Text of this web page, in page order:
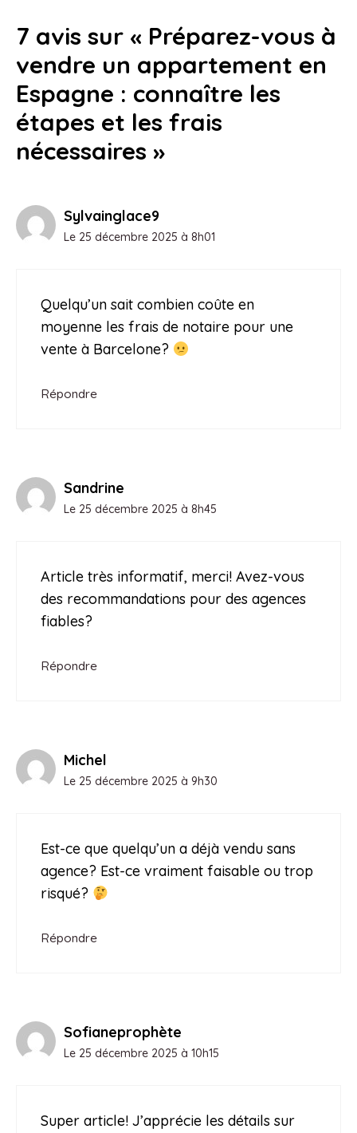
31 juillet 2026
7 avis sur « Préparez-vous à
vendre un appartement en
Espagne : connaître les
étapes et les frais
nécessaires »
Sylvainglace9
Le 25 décembre 2025 à 8h01
Quelqu’un sait combien coûte en
moyenne les frais de notaire pour une
vente à Barcelone?
Répondre
Sandrine
Le 25 décembre 2025 à 8h45
Article très informatif, merci! Avez-vous
des recommandations pour des agences
fiables?
Répondre
Michel
Le 25 décembre 2025 à 9h30
Est-ce que quelqu’un a déjà vendu sans
agence? Est-ce vraiment faisable ou trop
risqué?
Répondre
Sofianeprophète
Le 25 décembre 2025 à 10h15
Super article! J’apprécie les détails sur